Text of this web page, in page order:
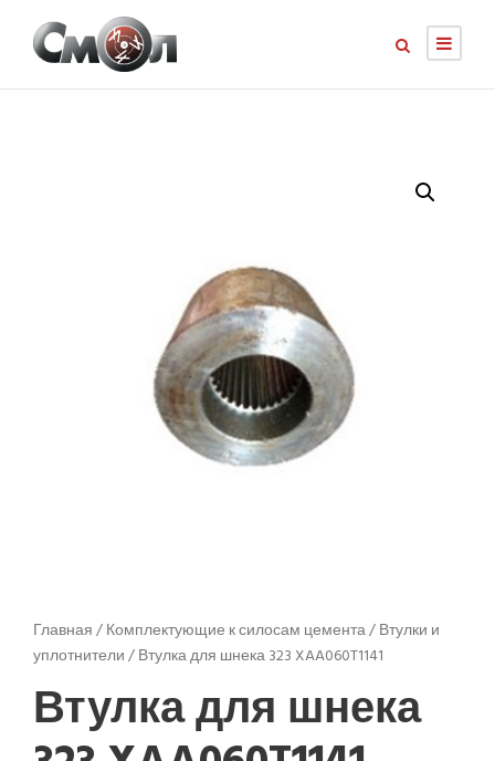
Главная/Комплектующие к силосам цемента/Втулки и
уплотнители/ Втулка для шнека 323 XAA060T1141
Втулка для шнека